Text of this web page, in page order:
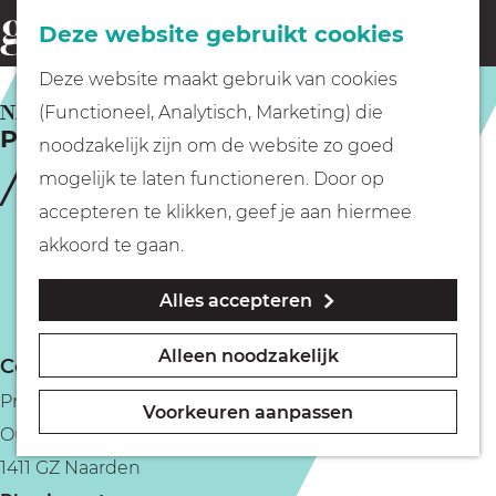
Deze website gebruikt cookies
Deze website maakt gebruik van cookies
(Functioneel, Analytisch, Marketing) die
noodzakelijk zijn om de website zo goed
mogelijk te laten functioneren. Door op
accepteren te klikken, geef je aan hiermee
akkoord te gaan.
Alles accepteren
Alleen noodzakelijk
Voorkeuren aanpassen
G
a
n
a
o
m
e
p
Fietsen
Wandelen
Geocachen
Naar het museum
o
e
k
e
n
Praathuis AZ25
NAARDEN
Contact
Praathuis AZ25
Oud Huizerweg 16
1411 GZ Naarden